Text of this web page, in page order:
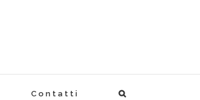
Contatti